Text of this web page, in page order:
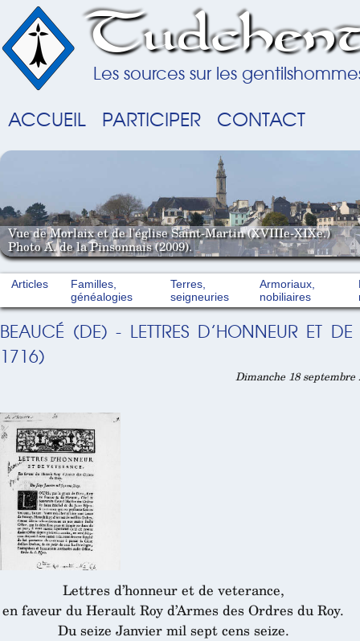
Les sources sur les
ACCUEIL PARTICIPER CONTACT
Vue de Morlaix et de l'église Saint-Martin (XVIIIe-XIXe.)
Photo A. de la Pinsonnais (2009).
Articles
Familles,
généalogies
Terres,
seigneuries
Armoriaux,
nobiliaires
BEAUCÉ (DE) - LETTRES D’HONNEUR ET
1716)
Dimanche 18
Lettres d’honneur et de veterance,
en faveur du Herault Roy d’Armes des Ordres du Roy.
Du seize Janvier mil sept cens seize.